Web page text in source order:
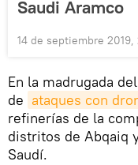
Saudi Aramco
14 de septiembre 2019,
En la madrugada
de ataques con
refinerías de la
distritos de Abqaiq
Saudí.